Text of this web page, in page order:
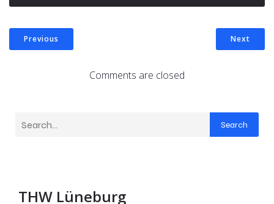
Previous Next
Comments are closed
Search
THW Lüneburg